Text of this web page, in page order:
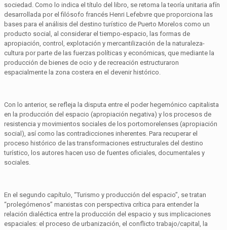
sociedad. Como lo indica el título del libro, se retoma la teoría unitaria afín
desarrollada por el filósofo francés Henri Lefebvre que proporciona las
bases para el análisis del destino turístico de Puerto Morelos como un
producto social, al considerar el tiempo-espacio, las formas de
apropiación, control, explotación y mercantilización de la naturaleza-
cultura por parte de las fuerzas políticas y económicas, que mediante la
producción de bienes de ocio y de recreación estructuraron
espacialmente la zona costera en el devenir histórico.
Con lo anterior, se refleja la disputa entre el poder hegemónico capitalista
en la producción del espacio (apropiación negativa) y los procesos de
resistencia y movimientos sociales de los portomorelenses (apropiación
social), así como las contradicciones inherentes. Para recuperar el
proceso histórico de las transformaciones estructurales del destino
turístico, los autores hacen uso de fuentes oficiales, documentales y
sociales.
En el segundo capítulo, “Turismo y producción del espacio”, se tratan
“prolegómenos” marxistas con perspectiva crítica para entender la
relación dialéctica entre la producción del espacio y sus implicaciones
espaciales: el proceso de urbanización, el conflicto trabajo/capital, la